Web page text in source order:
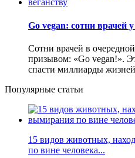
Go vegan: сотни врачей
Сотни врачей в
призывом: «Go vegan!».
спасти миллиарды
Популярные статьи
15 видов животных,
по вине человека...